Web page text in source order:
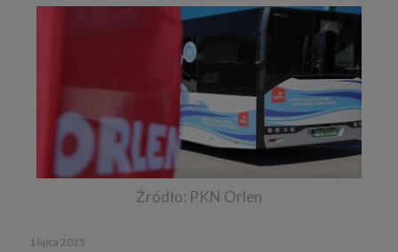
Źródło: PKN Orlen
1 lipca 2025